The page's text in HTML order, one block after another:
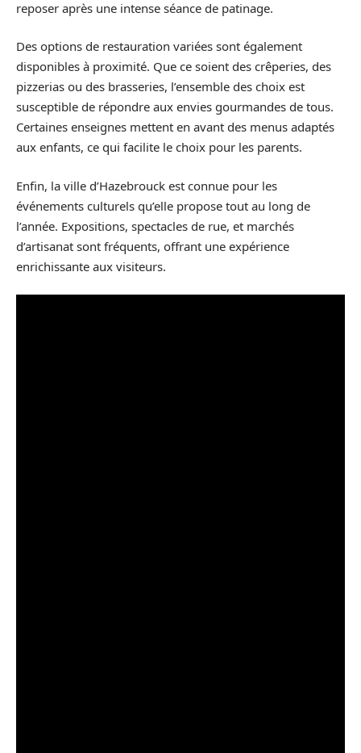
reposer après une intense séance de patinage.
Des options de restauration variées sont également
disponibles à proximité. Que ce soient des crêperies, des
pizzerias ou des brasseries, l’ensemble des choix est
susceptible de répondre aux envies gourmandes de tous.
Certaines enseignes mettent en avant des menus adaptés
aux enfants, ce qui facilite le choix pour les parents.
Enfin, la ville d’Hazebrouck est connue pour les
événements culturels qu’elle propose tout au long de
l’année. Expositions, spectacles de rue, et marchés
d’artisanat sont fréquents, offrant une expérience
enrichissante aux visiteurs.